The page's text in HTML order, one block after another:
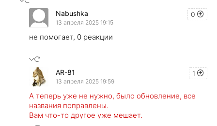
0
Nabushka
13 апреля 2025 19:15
не помогает, 0 реакции
1
AR-81
13 апреля 2025 19:59
А теперь уже не нужно, было обновление, все
названия поправлены.
Вам что-то другое уже мешает.